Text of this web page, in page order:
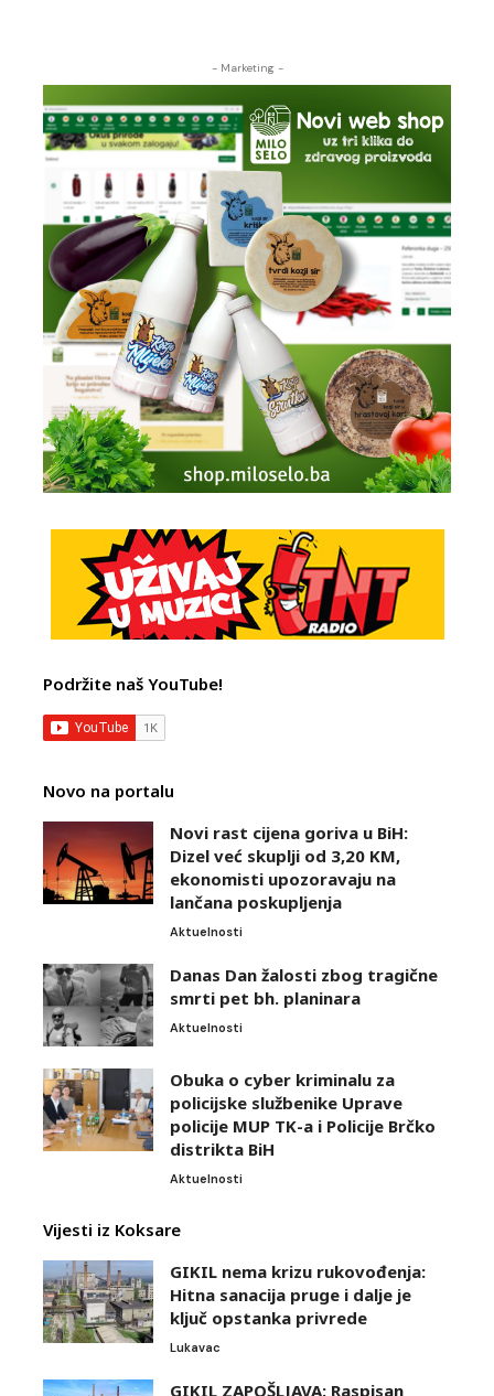
- Marketing -
Podržite naš YouTube!
Novo na portalu
Novi rast cijena goriva u BiH:
Dizel već skuplji od 3,20 KM,
ekonomisti upozoravaju na
lančana poskupljenja
Aktuelnosti
Danas Dan žalosti zbog tragične
smrti pet bh. planinara
Aktuelnosti
Obuka o cyber kriminalu za
policijske službenike Uprave
policije MUP TK-a i Policije Brčko
distrikta BiH
Aktuelnosti
Vijesti iz Koksare
GIKIL nema krizu rukovođenja:
Hitna sanacija pruge i dalje je
ključ opstanka privrede
Lukavac
GIKIL ZAPOŠLJAVA: Raspisan